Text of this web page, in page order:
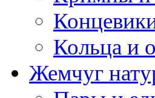
Кольца и
Жемчуг